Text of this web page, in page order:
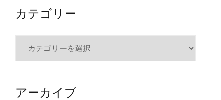
カテゴリー
ゴ
ー
アーカイブ